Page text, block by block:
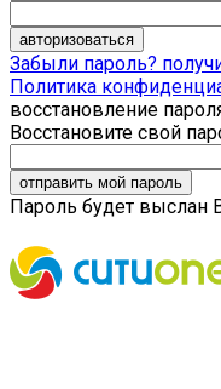
Забыли пароль?
Политика
восстановление
Восстановите свой
Пароль будет выслан